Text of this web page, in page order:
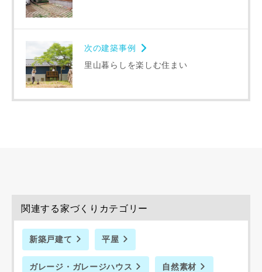
次の建築事例
里山暮らしを楽しむ住まい
関連する家づくりカテゴリー
新築戸建て 平屋
ガレージ・ガレージハウス 自然素材